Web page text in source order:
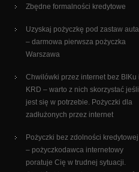
Zbędne formalności kredytowe
Uzyskaj pożyczkę pod zastaw auta
– darmowa pierwsza pożyczka
Warszawa
Chwilówki przez internet bez BIKu i
KRD – warto z nich skorzystać jeśli
jest się w potrzebie. Pożyczki dla
zadłużonych przez internet
Pożyczki bez zdolności kredytowej
– pożyczkodawca internetowy
poratuje Cię w trudnej sytuacji.